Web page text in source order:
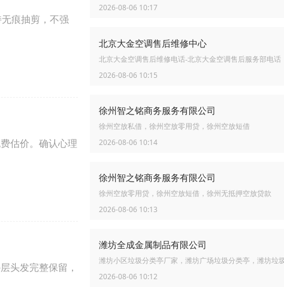
痕抽剪，不强
估价。确认心理
头发完整保留，
2026-08-06 10:17
北京大金空调售后维修中心
北京大金空调售后维修电话-北京大金空调售后服务部电话
2026-08-06 10:15
徐州智之铭商务服务有限公司
徐州空放私借，徐州空放零用贷，徐州空放短借
2026-08-06 10:14
徐州智之铭商务服务有限公司
徐州空放零用贷，徐州空放短借，徐州无抵押空放贷款
2026-08-06 10:13
潍坊全成金属制品有限公司
潍坊小区垃圾分类亭厂家，潍坊广场垃圾分类亭，潍坊垃
2026-08-06 10:12